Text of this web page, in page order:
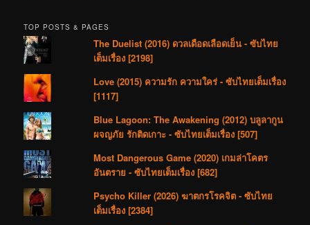
TOP POSTS & PAGES
The Duelist (2016) ดวลเดือดเลือดเย็น - ซับไทย
เต็มเรื่อง [2198]
Love (2015) ความรัก ความใคร่ - ซับไทยเต็มเรื่อง
[1117]
Blue Lagoon: The Awakening (2012) บลูลากูน
ผจญภัย รักติดเกาะ - ซับไทยเต็มเรื่อง [507]
Most Dangerous Game (2020) เกมล่าโคตร
อันตราย - ซับไทยเต็มเรื่อง [682]
Psycho Killer (2026) ฆาตกรโรคจิต - ซับไทย
เต็มเรื่อง [2384]